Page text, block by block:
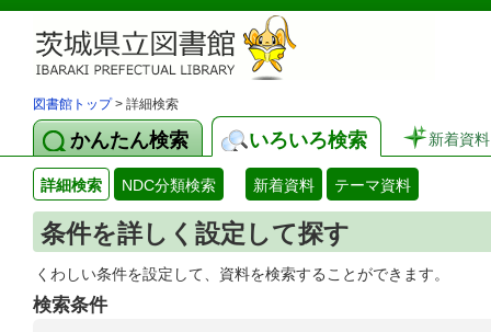
図書館トップ> 詳細検索
かんたん検索 いろいろ検索 新着資料
詳細検索 NDC分類検索 新着資料 テーマ資料
条件を詳しく設定して探す
くわしい条件を設定して、資料を検索することができます。
検索条件